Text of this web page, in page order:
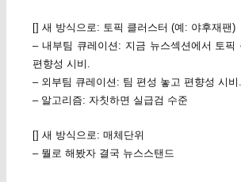
[] 새 방식으로: 토픽 클러스터 (예: 야후재팬)
– 내부팀 큐레이션: 지금 뉴스섹션에서 토픽
편향성 시비.
– 외부팀 큐레이션: 팀 편성 놓고 편향성 시비.
– 알고리즘: 자칫하면 실급검 수준
[] 새 방식으로: 매체단위
– 뭘로 해봤자 결국 뉴스스탠드